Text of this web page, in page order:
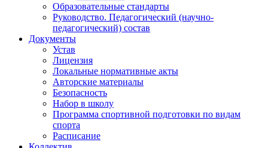
Образовательные стандарты
Руководство. Педагогический (научно-
педагогический) состав
Документы
Устав
Лицензия
Локальные нормативные акты
Авторские материалы
Безопасность
Набор в школу
Программа спортивной подготовки по видам
спорта
Расписание